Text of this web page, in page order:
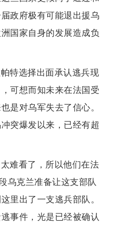
政府极有可能退出援乌
国家自身的发展造成负
特选择出面承认逃兵现
可想而知未来在法国受
是对乌军失去了信心。
突爆发以来，已经有超
难看了，所以他们在法
乌克兰准备让这支部队
里出了一支逃兵部队。
事件，光是已经被确认